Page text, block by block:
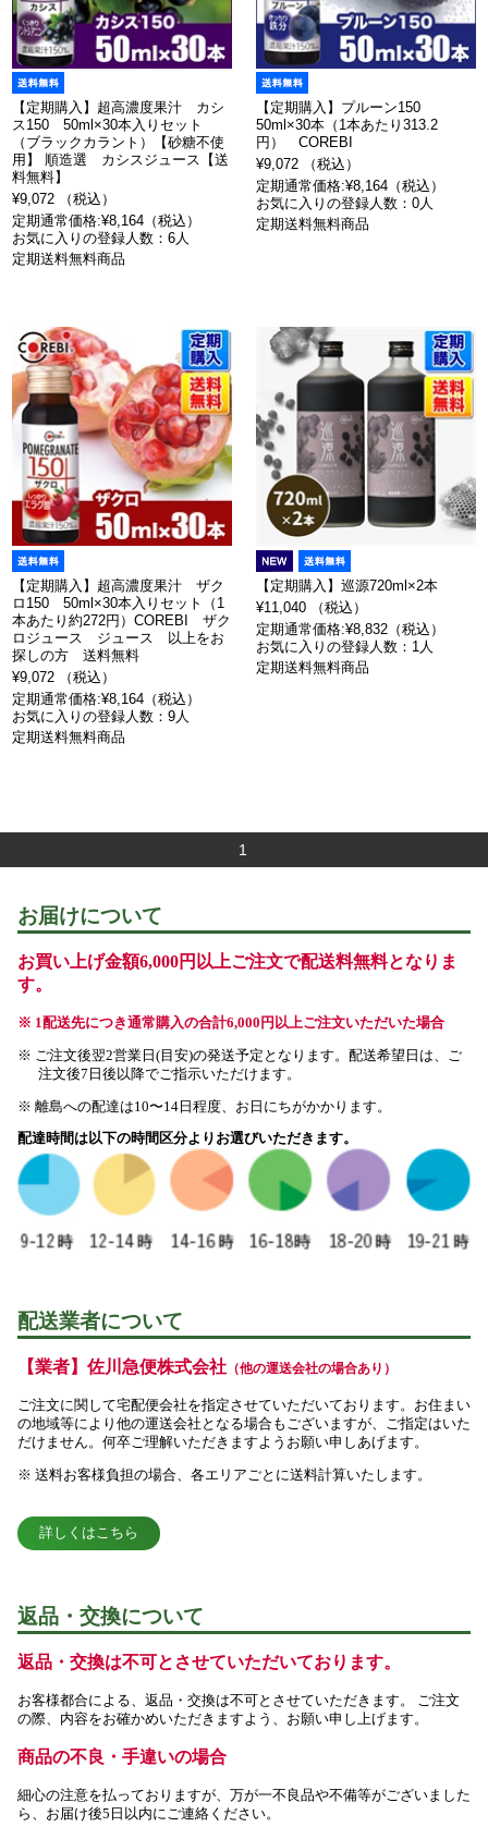
【定期購入】超高濃度果汁 カシ
ス150 50ml×30本入りセット
（ブラックカラント）【砂糖不使
用】 順造選 カシスジュース【送
料無料】
¥9,072 （税込）
定期通常価格:¥8,164（税込）
お気に入りの登録人数：6人
定期送料無料商品
【定期購入】プルーン150
50ml×30本（1本あたり313.2
円） COREBI
¥9,072 （税込）
定期通常価格:¥8,164（税込）
お気に入りの登録人数：0人
定期送料無料商品
【定期購入】超高濃度果汁 ザク
ロ150 50ml×30本入りセット（1
本あたり約272円）COREBI ザク
ロジュース ジュース 以上をお
探しの方 送料無料
¥9,072 （税込）
定期通常価格:¥8,164（税込）
お気に入りの登録人数：9人
定期送料無料商品
【定期購入】巡源720ml×2本
¥11,040 （税込）
定期通常価格:¥8,832（税込）
お気に入りの登録人数：1人
定期送料無料商品
1